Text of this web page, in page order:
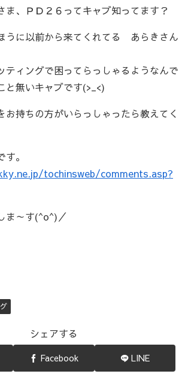
ま、ＰＤ２６ってキャブ知ってます？
うに以前から来てくれてる あらきさん
ティングで困ってらっしゃるようなんで
と無いキャブです(>_<)
お持ちの方がいらっしゃったら教えてく
。
tochinsweb/comments.asp?
ま～す(^o^)／
シェアする
Facebook LINE